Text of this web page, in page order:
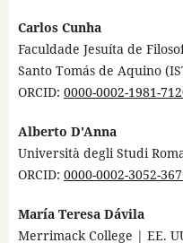
Carlos Cunha
Faculdade Jesuíta de
Santo Tomás de Aquino
ORCID: 0000-0002-1981-
Alberto D'Anna
Università degli Studi
ORCID: 0000-0002-3052-
María Teresa Dávila
Merrimack College | EE.